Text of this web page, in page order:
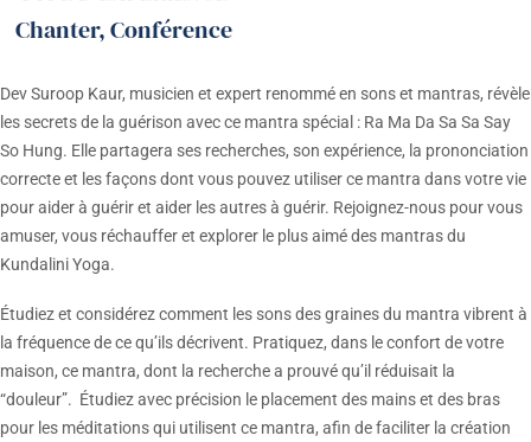
Chanter,Conférence
Dev Suroop Kaur, musicien et expert renommé en sons et mantras, révèle
les secrets de la guérison avec ce mantra spécial : Ra Ma Da Sa Sa Say
So Hung. Elle partagera ses recherches, son expérience, la prononciation
correcte et les façons dont vous pouvez utiliser ce mantra dans votre vie
pour aider à guérir et aider les autres à guérir. Rejoignez-nous pour vous
amuser, vous réchauffer et explorer le plus aimé des mantras du
Kundalini Yoga.
Étudiez et considérez comment les sons des graines du mantra vibrent à
la fréquence de ce qu’ils décrivent. Pratiquez, dans le confort de votre
maison, ce mantra, dont la recherche a prouvé qu’il réduisait la
“douleur”. Étudiez avec précision le placement des mains et des bras
pour les méditations qui utilisent ce mantra, afin de faciliter la création